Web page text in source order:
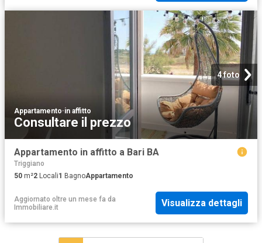
4 foto
Appartamento·in affitto
Consultare il prezzo
Appartamento in affitto a Bari BA
Triggiano
50 m²2 Locali1 BagnoAppartamento
Aggiornato oltre un mese fa da
Immobiliare.it
Visualizza dettagli